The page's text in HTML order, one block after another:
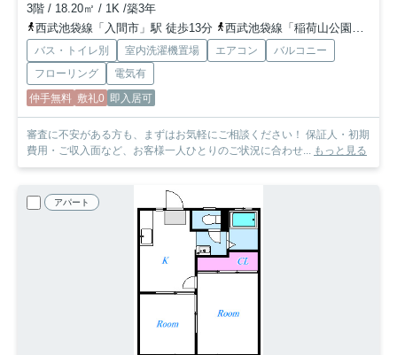
3階 / 18.20㎡ / 1K /築3年
西武池袋線「入間市」駅 徒歩13分
西武池袋線「稲荷山公園」駅 徒歩28分
バス・トイレ別 室内洗濯機置場 エアコン
バルコニー
フローリング
電気有
仲手無料 敷礼0 即入居可
審査に不安がある方も、まずはお気軽にご相談ください！ 保証人・初期
費用・ご収入面など、お客様一人ひとりのご状況に合わせ...
もっと見る
アパート